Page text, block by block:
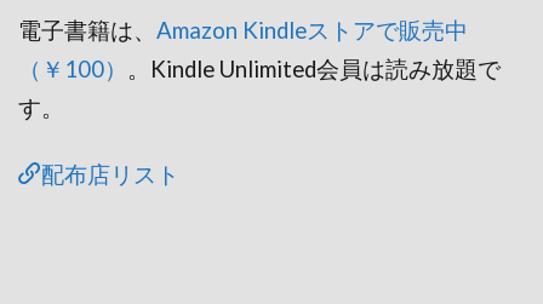
電子書籍は、 Amazon Kindleストアで販売中
（￥100） 。Kindle Unlimited会員は読み放題で
す。
配布店リスト